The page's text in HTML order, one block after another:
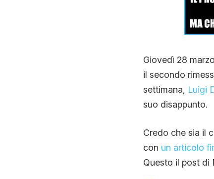
Giovedì 28
il secondo
settimana, Luigi
suo disappunto.
Credo che sia il
con un articolo
Questo il post di